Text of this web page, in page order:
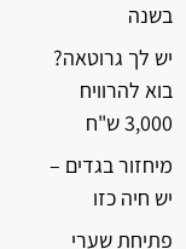
בשנה
יש לך גרוטאה?
בוא להרוויח
3,000 ש"ח
מיחזור בגדים –
יש חיה כזו
פתיחת שערי